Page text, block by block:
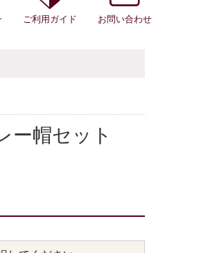
ご利用ガイド お問い合わせ
帽セット